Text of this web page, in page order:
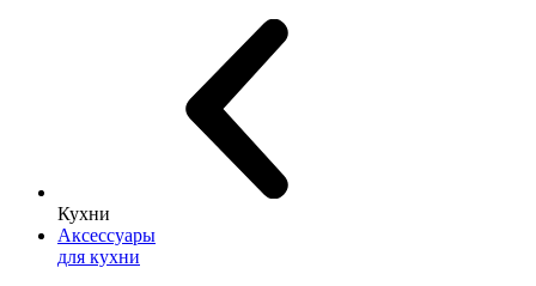
Кухни
Аксессуары
для кухни